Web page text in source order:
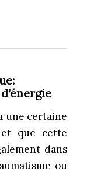
:
une certaine
et que cette
dans
ou